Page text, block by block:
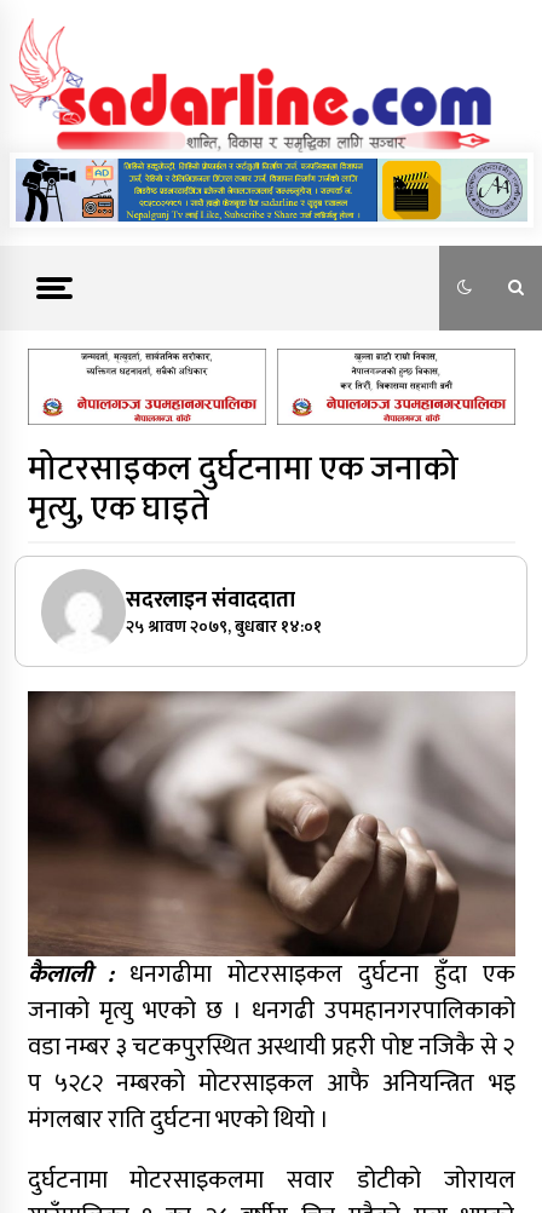
content
News For Nepal
मोटरसाइकल दुर्घटनामा एक जनाको
मृत्यु, एक घाइते
सदरलाइन संवाददाता
२५ श्रावण २०७९, बुधबार १४:०१
कैलाली : धनगढीमा मोटरसाइकल दुर्घटना हुँदा एक
जनाको मृत्यु भएको छ । धनगढी उपमहानगरपालिकाको
वडा नम्बर ३ चटकपुरस्थित अस्थायी प्रहरी पोष्ट नजिकै से २
प ५२८२ नम्बरको मोटरसाइकल आफै अनियन्त्रित भइ
मंगलबार राति दुर्घटना भएको थियो ।
दुर्घटनामा मोटरसाइकलमा सवार डोटीको जोरायल